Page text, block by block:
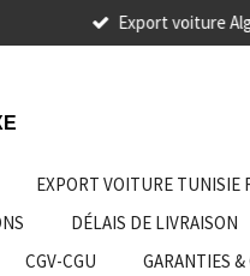
Export voiture
EXPORT VOITURE TUNISIE
DÉLAIS DE LIVRAISON
CGV-CGU GARANTIES